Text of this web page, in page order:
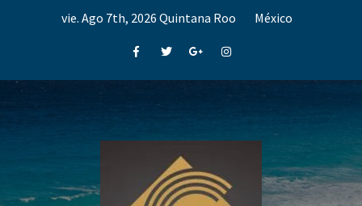
vie. Ago 7th, 2026 Quintana Roo México
FacebookTwitterGoogle+Instagram